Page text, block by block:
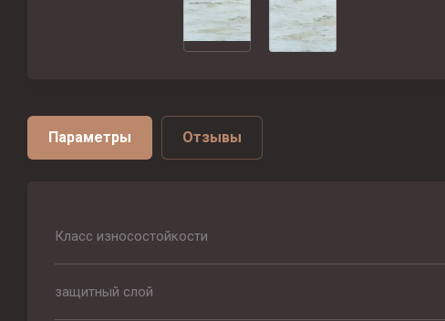
Параметры Отзывы
Класс износостойкости
защитный слой